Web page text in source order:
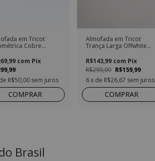
em Tricot
Cobre
com Pix
R$50,00 sem juros
COMPRAR
Almofada em Tricot
Trança Larga Offwhite
R$299,99 R$159,99
R$143,99 com Pix
6x de R$26,67 sem juros
COMPRAR
Brasil